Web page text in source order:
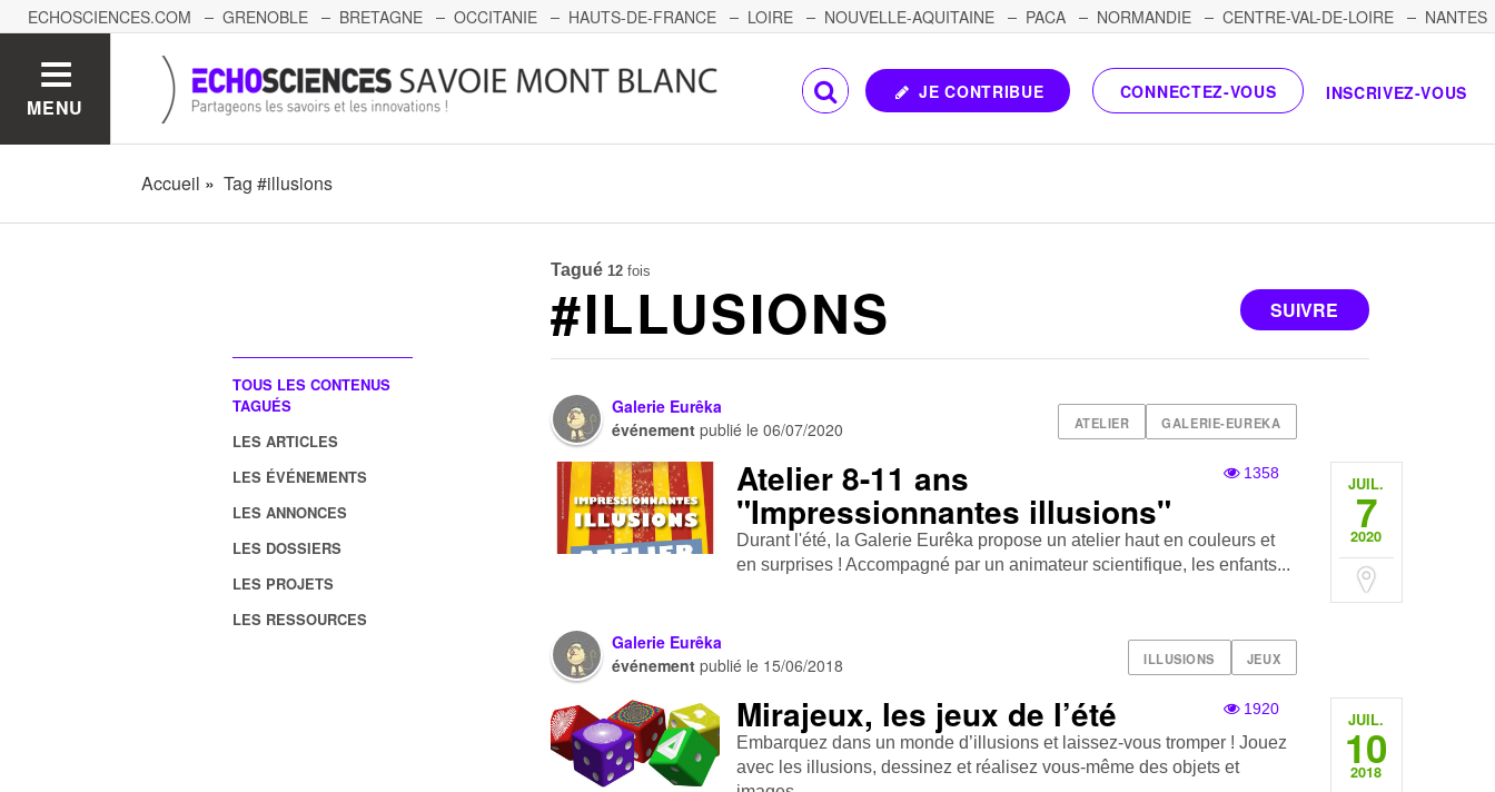
ECHOSCIENCES.COM GRENOBLE BRETAGNE OCCITANIE HAUTS-DE-FRANCE LOIRE NOUVELLE-AQUITAINE PACA NORMANDIE CENTRE-VAL-DE-LOIRE
NANTES
MENU
JE CONTRIBUE CONNECTEZ-VOUS INSCRIVEZ-VOUS
Accueil Tag #illusions
TOUS LES CONTENUS
TAGUÉS
LES ARTICLES
LES ÉVÉNEMENTS
LES ANNONCES
LES DOSSIERS
LES PROJETS
LES RESSOURCES
Tagué 12 fois
SUIVRE
#ILLUSIONS
ATELIER GALERIE-EUREKA
Galerie Eurêka
événement publié le06/07/2020
JUIL.
7
2020
1358
Atelier 8-11 ans
"Impressionnantes illusions"
Durant l'été, la Galerie Eurêka propose un atelier haut en couleurs et
en surprises ! Accompagné par un animateur scientifique, les enfants...
ILLUSIONS JEUX
Galerie Eurêka
événement publié le 15/06/2018
JUIL.
10
2018
1920
Mirajeux, les jeux de l’été
Embarquez dans un monde d’illusions et laissez-vous tromper ! Jouez
avec les illusions, dessinez et réalisez vous-même des objets et